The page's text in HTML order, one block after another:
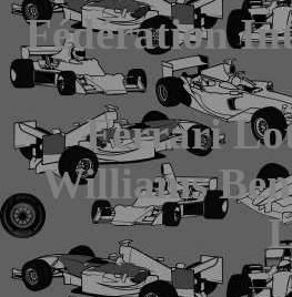
Fédération
Ferrari
Williams